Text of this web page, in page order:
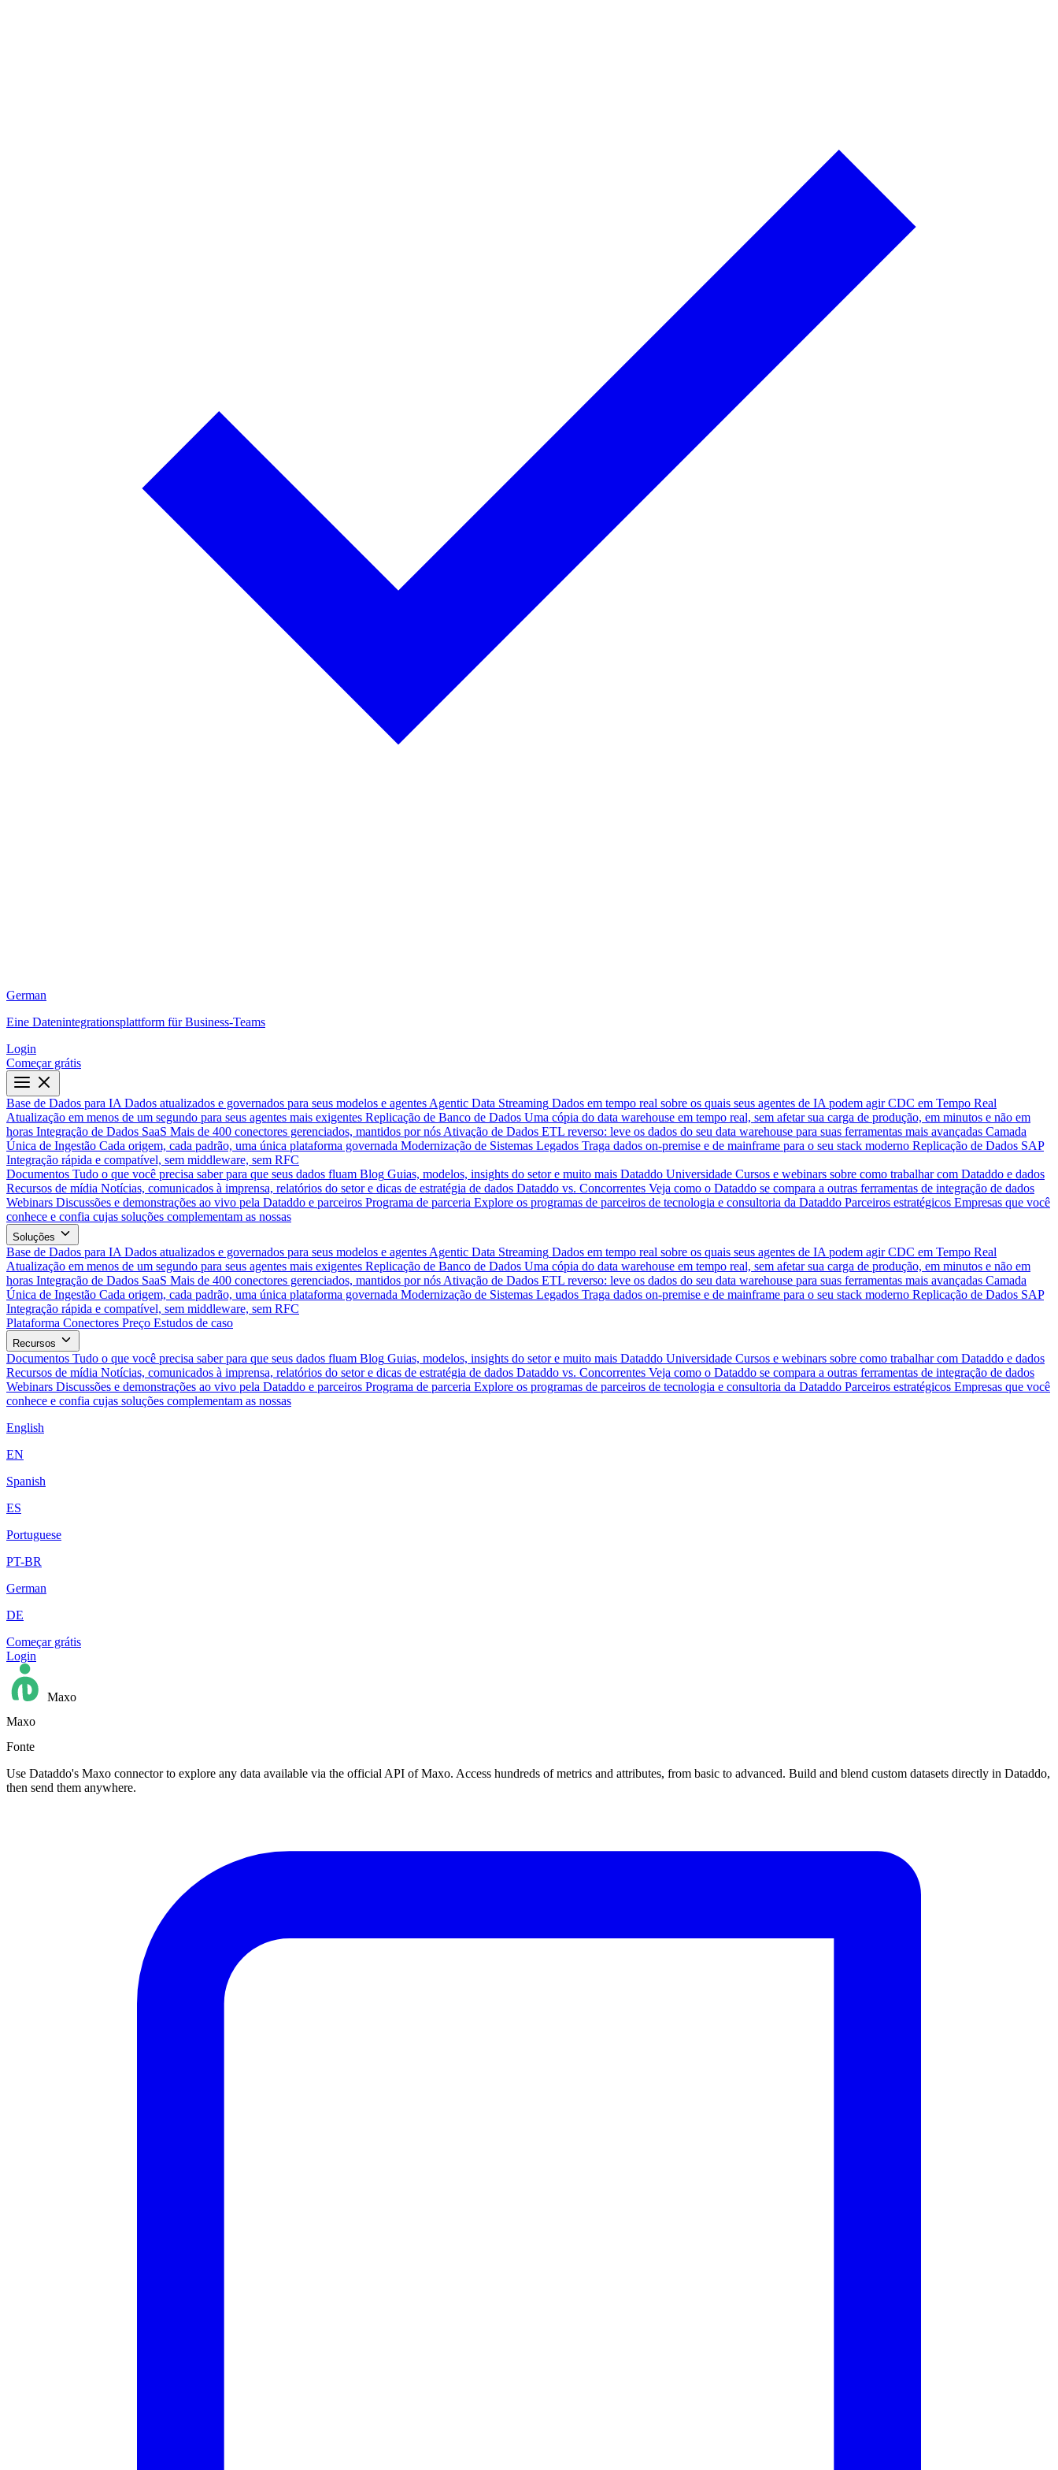
German
Eine Datenintegrationsplattform für Business-Teams
Login
Começar grátis
Base de Dados para IA Dados atualizados e governados para seus modelos e agentes Agentic Data Streaming Dados em tempo real sobre os quais seus agentes de IA podem agir CDC em Tempo Real
Atualização em menos de um segundo para seus agentes mais exigentes Replicação de Banco de Dados Uma cópia do data warehouse em tempo real, sem afetar sua carga de produção, em minutos e não em
horas Integração de Dados SaaS Mais de 400 conectores gerenciados, mantidos por nós Ativação de Dados ETL reverso: leve os dados do seu data warehouse para suas ferramentas mais avançadas Camada
Única de Ingestão Cada origem, cada padrão, uma única plataforma governada Modernização de Sistemas Legados Traga dados on-premise e de mainframe para o seu stack moderno Replicação de Dados SAP
Integração rápida e compatível, sem middleware, sem RFC
Documentos Tudo o que você precisa saber para que seus dados fluam Blog Guias, modelos, insights do setor e muito mais Dataddo Universidade Cursos e webinars sobre como trabalhar com Dataddo e dados
Recursos de mídia Notícias, comunicados à imprensa, relatórios do setor e dicas de estratégia de dados Dataddo vs. Concorrentes Veja como o Dataddo se compara a outras ferramentas de integração de dados
Webinars Discussões e demonstrações ao vivo pela Dataddo e parceiros Programa de parceria Explore os programas de parceiros de tecnologia e consultoria da Dataddo Parceiros estratégicos Empresas que você
conhece e confia cujas soluções complementam as nossas
Soluções
Base de Dados para IA Dados atualizados e governados para seus modelos e agentes Agentic Data Streaming Dados em tempo real sobre os quais seus agentes de IA podem agir CDC em Tempo Real
Atualização em menos de um segundo para seus agentes mais exigentes Replicação de Banco de Dados Uma cópia do data warehouse em tempo real, sem afetar sua carga de produção, em minutos e não em
horas Integração de Dados SaaS Mais de 400 conectores gerenciados, mantidos por nós Ativação de Dados ETL reverso: leve os dados do seu data warehouse para suas ferramentas mais avançadas Camada
Única de Ingestão Cada origem, cada padrão, uma única plataforma governada Modernização de Sistemas Legados Traga dados on-premise e de mainframe para o seu stack moderno Replicação de Dados SAP
Integração rápida e compatível, sem middleware, sem RFC
Plataforma Conectores Preço Estudos de caso
Recursos
Documentos Tudo o que você precisa saber para que seus dados fluam Blog Guias, modelos, insights do setor e muito mais Dataddo Universidade Cursos e webinars sobre como trabalhar com Dataddo e dados
Recursos de mídia Notícias, comunicados à imprensa, relatórios do setor e dicas de estratégia de dados Dataddo vs. Concorrentes Veja como o Dataddo se compara a outras ferramentas de integração de dados
Webinars Discussões e demonstrações ao vivo pela Dataddo e parceiros Programa de parceria Explore os programas de parceiros de tecnologia e consultoria da Dataddo Parceiros estratégicos Empresas que você
conhece e confia cujas soluções complementam as nossas
English
EN
Spanish
ES
Portuguese
PT-BR
German
DE
Começar grátis
Login
Maxo
Maxo
Fonte
Use Dataddo's Maxo connector to explore any data available via the official API of Maxo. Access hundreds of metrics and attributes, from basic to advanced. Build and blend custom datasets directly in Dataddo,
then send them anywhere.